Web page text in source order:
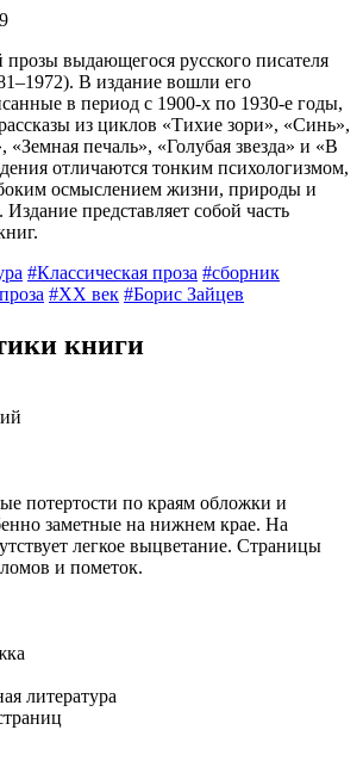
выдающегося русского писателя
В издание вошли его
в период с 1900-х по 1930-е годы,
из циклов «Тихие зори», «Синь»,
печаль», «Голубая звезда» и «В
отличаются тонким психологизмом,
осмыслением жизни, природы и
Издание представляет собой часть
#Классическая проза #сборник
#XX век #Борис Зайцев
книги
потертости по краям обложки и
заметные на нижнем крае. На
легкое выцветание. Страницы
и пометок.
литература